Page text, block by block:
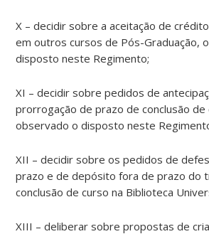
X – decidir sobre a aceitação de
em outros cursos de Pós-Graduação,
disposto neste Regimento;
XI – decidir sobre pedidos de
prorrogação de prazo de conclusão de
observado o disposto neste
XII – decidir sobre os pedidos de
prazo e de depósito fora de prazo do
conclusão de curso na Biblioteca
XIII – deliberar sobre propostas de